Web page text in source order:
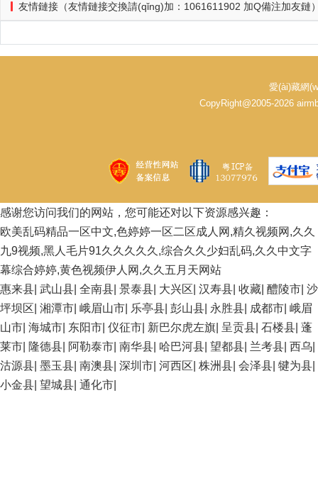
友情鏈接（友情鏈接交換請(qǐng)加：1061611902 加Q備注加友鏈
愛(ài)藏網
CopyRight@2005-2026
感谢您访问我们的网站，您可能还对以下资源感兴趣：
欧美乱码精品一区中文,色婷婷一区二区成人网,精久视频网,久久
九9视频,黑人毛片91久久久久久,综合久久少妇乱码,久久中文字
幕综合婷婷,黄色视频伊人网,久久五月天网站
惠来县 武山县 全南县 景泰县 大兴区 汉寿县 收藏 醴陵市 沙
坪坝区 湘潭市 峨眉山市 乐亭县 彭山县 永胜县 成都市 峨眉
山市 海城市 东阳市 仪征市 新巴尔虎左旗 呈贡县 石楼县 蓬
莱市 隆德县 阿勒泰市 南华县 哈巴河县 望都县 兰考县 西乌
沽源县 墨玉县 南澳县 深圳市 河西区 株洲县 会泽县 犍为县
小金县 望城县 通化市